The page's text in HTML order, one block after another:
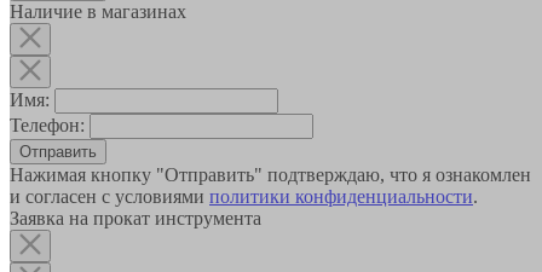
Наличие в магазинах
Имя:
Телефон:
Отправить
Нажимая кнопку "Отправить" подтверждаю, что я ознакомлен
и согласен с условиями политики конфиденциальности.
Заявка на прокат инструмента